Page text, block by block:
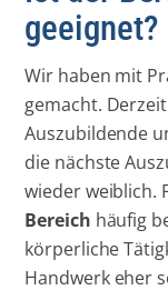
geeignet?
Wir haben mit
gemacht.
Auszubildende
die nächste
wieder weiblich.
Bereich häufig
körperliche
Handwerk eher